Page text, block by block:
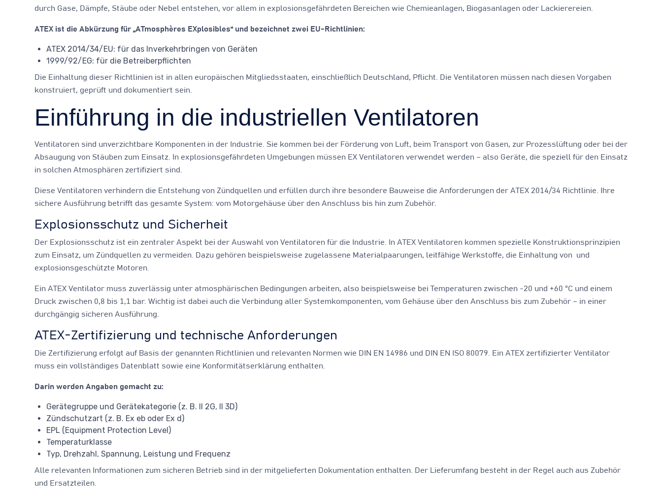
durch Gase, Dämpfe, Stäube oder Nebel entstehen, vor allem in explosionsgefährdeten Bereichen wie Chemieanlagen, Biogasanlagen oder Lackierereien.
ATEX ist die Abkürzung für „ATmosphères EXplosibles“ und bezeichnet zwei EU-Richtlinien:
ATEX 2014/34/EU: für das Inverkehrbringen von Geräten
1999/92/EG: für die Betreiberpflichten
Die Einhaltung dieser Richtlinien ist in allen europäischen Mitgliedsstaaten, einschließlich Deutschland, Pflicht. Die Ventilatoren müssen nach diesen Vorgaben
konstruiert, geprüft und dokumentiert sein.
Einführung in die industriellen Ventilatoren
Ventilatoren sind unverzichtbare Komponenten in der Industrie. Sie kommen bei der Förderung von Luft, beim Transport von Gasen, zur Prozesslüftung oder bei der
Absaugung von Stäuben zum Einsatz. In explosionsgefährdeten Umgebungen müssen EX Ventilatoren verwendet werden – also Geräte, die speziell für den Einsatz
in solchen Atmosphären zertifiziert sind.
Diese Ventilatoren verhindern die Entstehung von Zündquellen und erfüllen durch ihre besondere Bauweise die Anforderungen der ATEX 2014/34 Richtlinie. Ihre
sichere Ausführung betrifft das gesamte System: vom Motorgehäuse über den Anschluss bis hin zum Zubehör.
Explosionsschutz und Sicherheit
Der Explosionsschutz ist ein zentraler Aspekt bei der Auswahl von Ventilatoren für die Industrie. In ATEX Ventilatoren kommen spezielle Konstruktionsprinzipien
zum Einsatz, um Zündquellen zu vermeiden. Dazu gehören beispielsweise zugelassene Materialpaarungen, leitfähige Werkstoffe, die Einhaltung von und
explosionsgeschützte Motoren.
Ein ATEX Ventilator muss zuverlässig unter atmosphärischen Bedingungen arbeiten, also beispielsweise bei Temperaturen zwischen -20 und +60 °C und einem
Druck zwischen 0,8 bis 1,1 bar. Wichtig ist dabei auch die Verbindung aller Systemkomponenten, vom Gehäuse über den Anschluss bis zum Zubehör – in einer
durchgängig sicheren Ausführung.
ATEX-Zertifizierung und technische Anforderungen
Die Zertifizierung erfolgt auf Basis der genannten Richtlinien und relevanten Normen wie DIN EN 14986 und DIN EN ISO 80079. Ein ATEX zertifizierter Ventilator
muss ein vollständiges Datenblatt sowie eine Konformitätserklärung enthalten.
Darin werden Angaben gemacht zu:
Gerätegruppe und Gerätekategorie (z. B. II 2G, II 3D)
Zündschutzart (z. B. Ex eb oder Ex d)
EPL (Equipment Protection Level)
Temperaturklasse
Typ, Drehzahl, Spannung, Leistung und Frequenz
Alle relevanten Informationen zum sicheren Betrieb sind in der mitgelieferten Dokumentation enthalten. Der Lieferumfang besteht in der Regel auch aus Zubehör
und Ersatzteilen.